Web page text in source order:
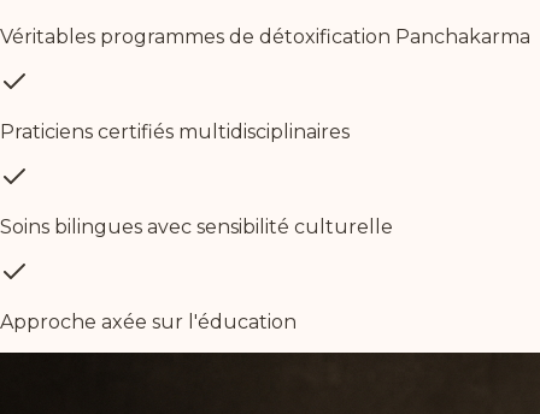
Véritables programmes de détoxification Panchakarma
Praticiens certifiés multidisciplinaires
Soins bilingues avec sensibilité culturelle
Approche axée sur l'éducation